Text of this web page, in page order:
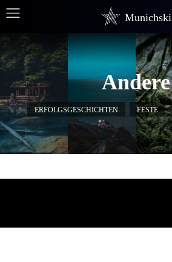
Munichski
Andere
ERFOLGSGESCHICHTEN FESTE